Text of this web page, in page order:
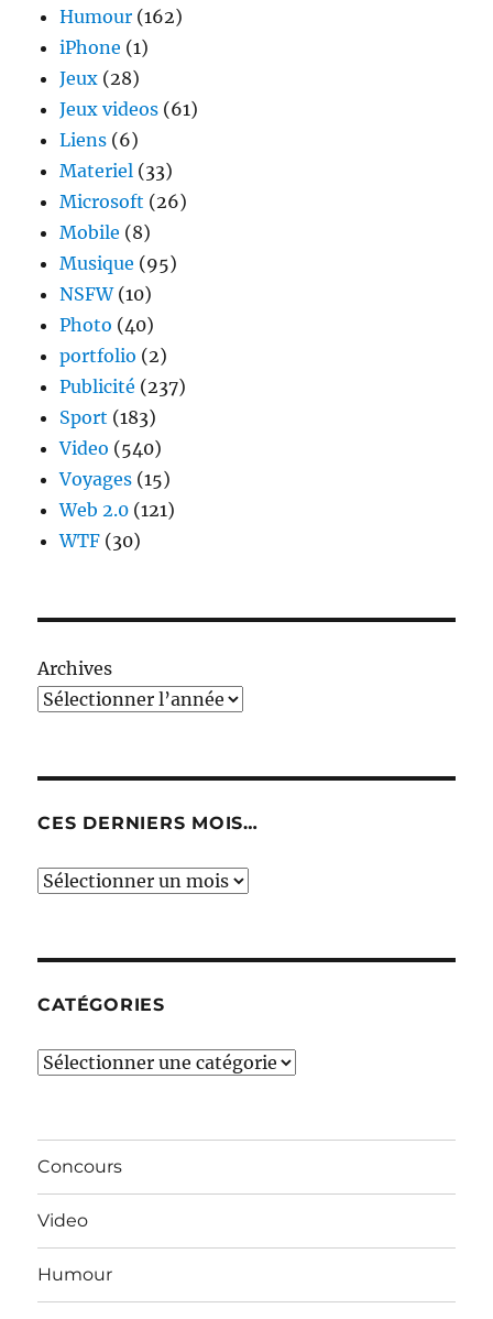
Humour (162)
iPhone (1)
Jeux (28)
Jeux videos (61)
Liens (6)
Materiel (33)
Microsoft (26)
Mobile (8)
Musique (95)
NSFW(10)
Photo (40)
portfolio (2)
Publicité (237)
Sport (183)
Video (540)
Voyages (15)
Web 2.0 (121)
WTF (30)
Archives
CES DERNIERS MOIS…
Ces
CATÉGORIES
Catégories
Concours
Video
Humour